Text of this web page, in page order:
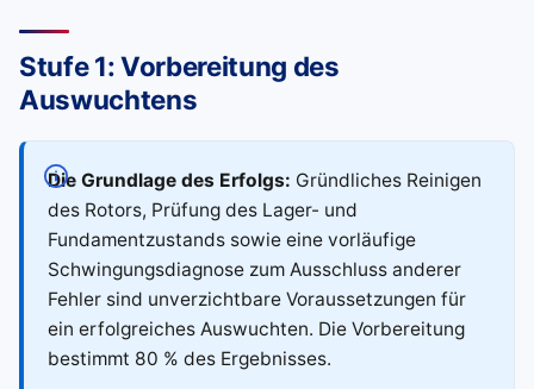
Stufe 1: Vorbereitung des
Auswuchtens
Die Grundlage des Erfolgs: Gründliches Reinigen
des Rotors, Prüfung des Lager- und
Fundamentzustands sowie eine vorläufige
Schwingungsdiagnose zum Ausschluss anderer
Fehler sind unverzichtbare Voraussetzungen für
ein erfolgreiches Auswuchten. Die Vorbereitung
bestimmt 80 % des Ergebnisses.